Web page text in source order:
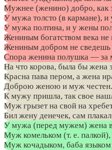
Мужнее (женино) добро, как
У мужа толсто (в кармане),
У мужа полтина, и у жены
Жениным богатством века
Жениным добром не сведешь
Спора женина полушка — за
На что корова, была бы жена
Красна пава пером, а жена
Доброю женою и муж честен.
К мужу пришла, так свое
Муж грызет на свой на
Бил жену денечек, сам
У мужа (перед мужем) жена
Муж комельком (т. е.
Муж кочадыком, баба языком